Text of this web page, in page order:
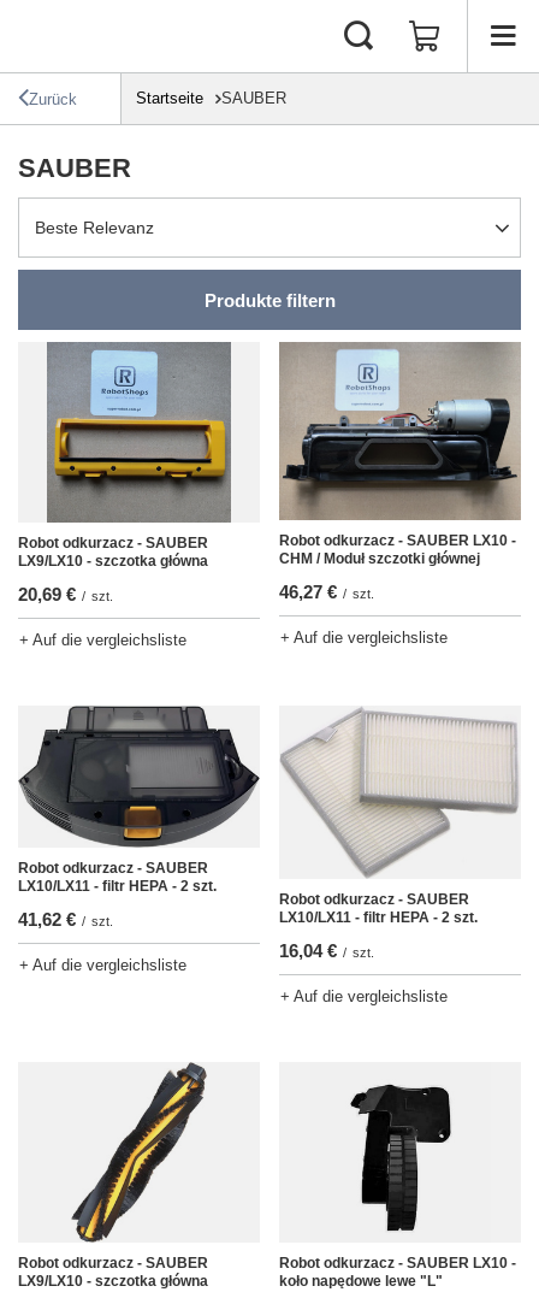
Zurück Startseite SAUBER
SAUBER
Sortierung ändern
Beste Relevanz
Produkte filtern
Robot odkurzacz - SAUBER
LX9/LX10 - szczotka główna
20,69 € / szt.
+ Auf die vergleichsliste
Robot odkurzacz - SAUBER LX10 -
CHM / Moduł szczotki głównej
46,27 € / szt.
+ Auf die vergleichsliste
Robot odkurzacz - SAUBER
LX10/LX11 - filtr HEPA - 2 szt.
41,62 € / szt.
+ Auf die vergleichsliste
Robot odkurzacz - SAUBER
LX10/LX11 - filtr HEPA - 2 szt.
16,04 € / szt.
+ Auf die vergleichsliste
Robot odkurzacz - SAUBER
LX9/LX10 - szczotka główna
Robot odkurzacz - SAUBER LX10 -
koło napędowe lewe "L"